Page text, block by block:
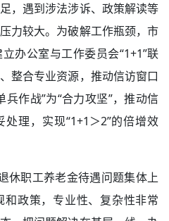
，遇到涉法涉诉、政策解读等
力较大。为破解工作瓶颈，市
办公室与工作委员会“1+1”联
整合专业资源，推动信访窗口
作战”为“合力攻坚”，推动信
理，实现“1+1＞2”的倍增效
休职工养老金待遇问题集体上
政策，专业性、复杂性非常